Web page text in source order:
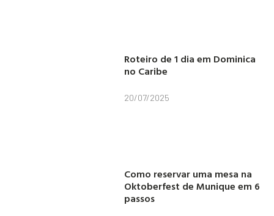
Roteiro de 1 dia em Dominica
no Caribe
20/07/2025
Como reservar uma mesa na
Oktoberfest de Munique em 6
passos